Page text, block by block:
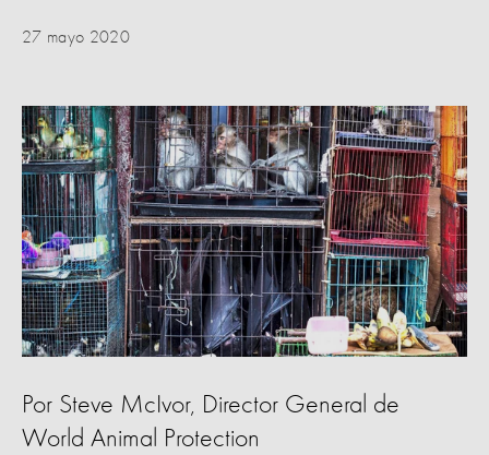
27 mayo 2020
Por Steve McIvor, Director General de
World Animal Protection